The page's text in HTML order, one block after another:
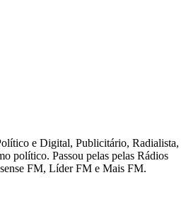
e Digital, Publicitário, Radialista,
político. Passou pelas pelas Rádios
FM, Líder FM e Mais FM.